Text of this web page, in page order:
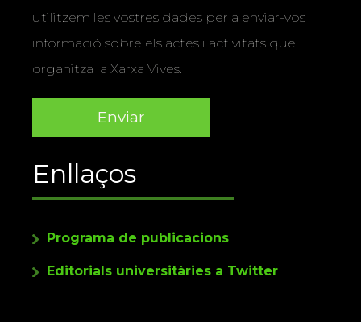
utilitzem les vostres dades per a enviar-vos
informació sobre els actes i activitats que
organitza la Xarxa Vives.
Enllaços
Programa de publicacions
Editorials universitàries a Twitter